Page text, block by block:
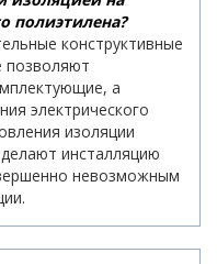
полиэтилена?
конструктивные
позволяют
а
электрического
изоляции
инсталляцию
невозможным